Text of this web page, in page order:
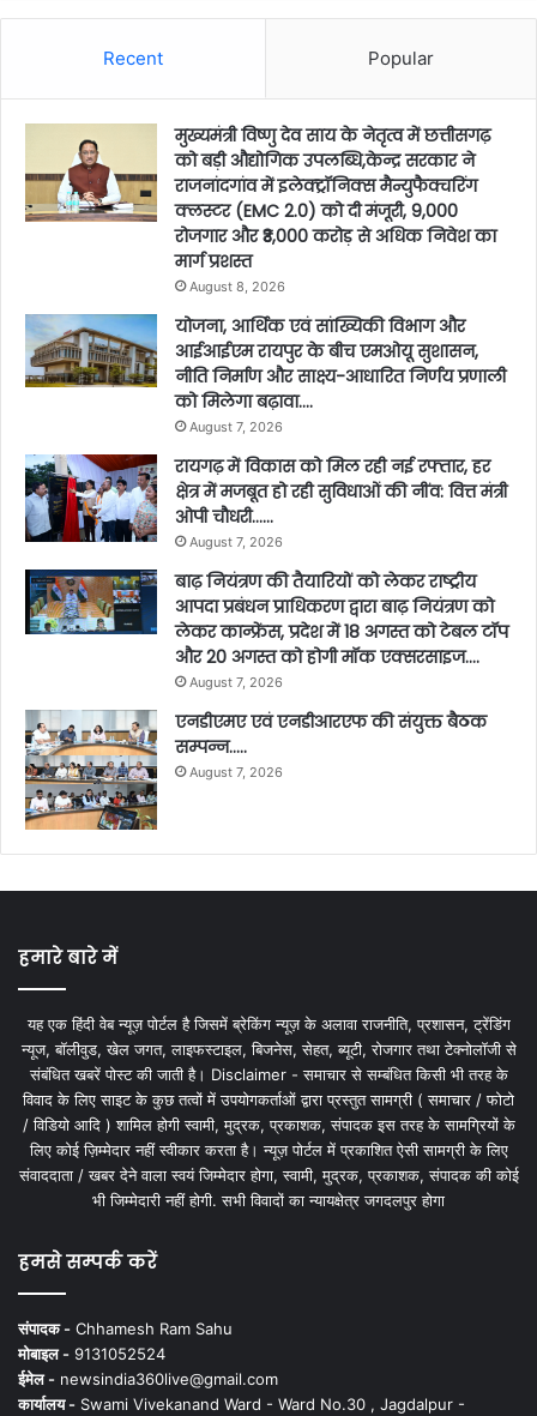
Recent Popular
मुख्यमंत्री विष्णु देव साय के नेतृत्व में छत्तीसगढ़
को बड़ी औद्योगिक उपलब्धि,केन्द्र सरकार ने
राजनांदगांव में इलेक्ट्रॉनिक्स मैन्युफैक्चरिंग
क्लस्टर (EMC 2.0) को दी मंजूरी, 9,000
रोजगार और ₹3,000 करोड़ से अधिक निवेश का
मार्ग प्रशस्त
August 8, 2026
योजना, आर्थिक एवं सांख्यिकी विभाग और
आईआईएम रायपुर के बीच एमओयू सुशासन,
नीति निर्माण और साक्ष्य-आधारित निर्णय प्रणाली
को मिलेगा बढ़ावा….
August 7, 2026
रायगढ़ में विकास को मिल रही नई रफ्तार, हर
क्षेत्र में मजबूत हो रही सुविधाओं की नींव: वित्त मंत्री
ओपी चौधरी……
August 7, 2026
बाढ़ नियंत्रण की तैयारियों को लेकर राष्ट्रीय
आपदा प्रबंधन प्राधिकरण द्वारा बाढ़ नियंत्रण को
लेकर कान्फ्रेंस, प्रदेश में 18 अगस्त को टेबल टॉप
और 20 अगस्त को होगी मॉक एक्सरसाइज….
August 7, 2026
एनडीएमए एवं एनडीआरएफ की संयुक्त बैठक
सम्पन्न…..
August 7, 2026
हमारे बारे में
यह एक हिंदी वेब न्यूज़ पोर्टल है जिसमें ब्रेकिंग न्यूज़ के अलावा राजनीति, प्रशासन, ट्रेंडिंग
न्यूज, बॉलीवुड, खेल जगत, लाइफस्टाइल, बिजनेस, सेहत, ब्यूटी, रोजगार तथा टेक्नोलॉजी से
संबंधित खबरें पोस्ट की जाती है। Disclaimer - समाचार से सम्बंधित किसी भी तरह के
विवाद के लिए साइट के कुछ तत्वों में उपयोगकर्ताओं द्वारा प्रस्तुत सामग्री ( समाचार / फोटो
/ विडियो आदि ) शामिल होगी स्वामी, मुद्रक, प्रकाशक, संपादक इस तरह के सामग्रियों के
लिए कोई ज़िम्मेदार नहीं स्वीकार करता है। न्यूज़ पोर्टल में प्रकाशित ऐसी सामग्री के लिए
संवाददाता / खबर देने वाला स्वयं जिम्मेदार होगा, स्वामी, मुद्रक, प्रकाशक, संपादक की कोई
भी जिम्मेदारी नहीं होगी. सभी विवादों का न्यायक्षेत्र जगदलपुर होगा
हमसे सम्पर्क करें
संपादक - Chhamesh Ram Sahu
मोबाइल - 9131052524
ईमेल - newsindia360live@gmail.com
कार्यालय - Swami Vivekanand Ward - Ward No.30 , Jagdalpur -